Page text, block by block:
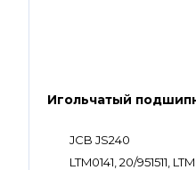
Игольчатый
JCB JS240
LTM0141, 20/951511,